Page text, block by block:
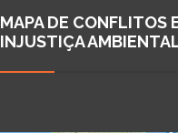
MAPA DE CONFLITOS
INJUSTIÇA